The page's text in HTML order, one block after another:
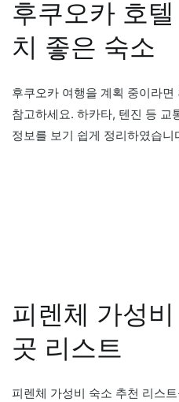
후쿠오카 호
치 좋은 숙소
후쿠오카 여행을 계획 중이라
참고하세요. 하카타, 텐진 등 교
정보를 보기 쉽게 정리하였습니
피렌체 가성
곳 리스트
피렌체 가성비 숙소 추천 리스